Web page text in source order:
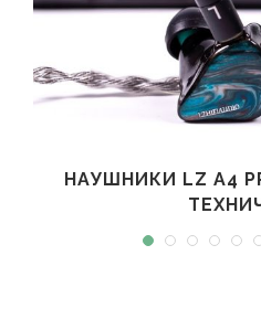
НАУШНИКИ LZ A4